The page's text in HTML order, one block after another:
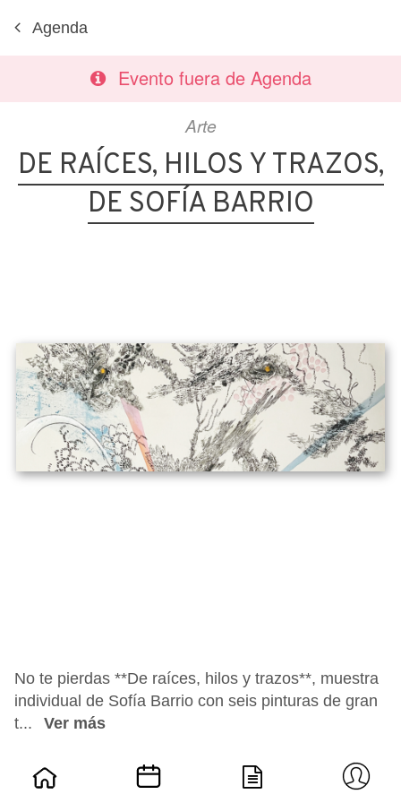
Agenda
Evento fuera de Agenda
Arte
DE RAÍCES, HILOS Y TRAZOS,
DE SOFÍA BARRIO
No te pierdas **De raíces, hilos y trazos**, muestra
individual de Sofía Barrio con seis pinturas de gran
t...
Ver más